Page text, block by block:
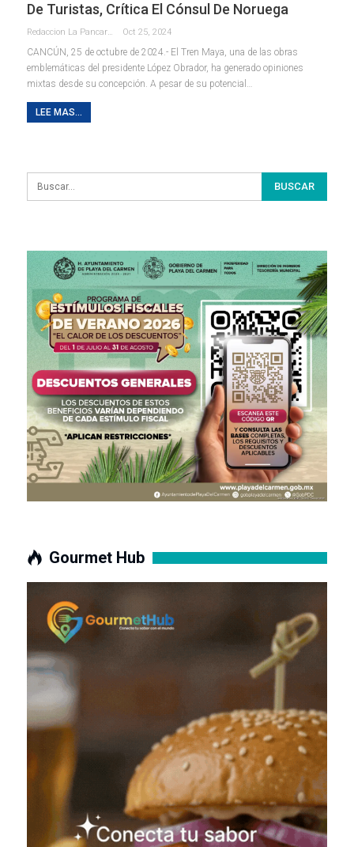
De Turistas, Crítica El Cónsul De Noruega
Redaccion La Pancarta De Quintana Roo Oct 25, 2024
CANCÚN, 25 de octubre de 2024.- El Tren Maya, una de las obras
emblemáticas del presidente López Obrador, ha generado opiniones
mixtas desde su concepción. A pesar de su potencial …
LEE MAS...
Gourmet Hub